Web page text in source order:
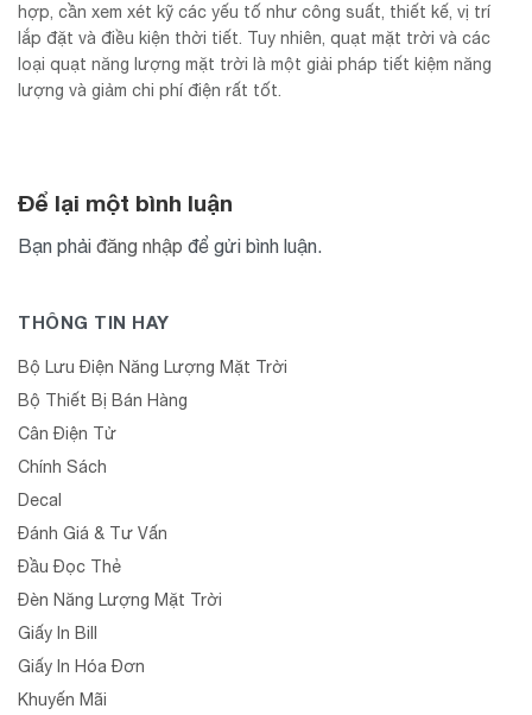
hợp, cần xem xét kỹ các yếu tố như công suất, thiết kế, vị trí
lắp đặt và điều kiện thời tiết. Tuy nhiên, quạt mặt trời và các
loại quạt năng lượng mặt trời là một giải pháp tiết kiệm năng
lượng và giảm chi phí điện rất tốt.
Để lại một bình luận
Bạn phải đăng nhập để gửi bình luận.
THÔNG TIN HAY
Bộ Lưu Điện Năng Lượng Mặt Trời
Bộ Thiết Bị Bán Hàng
Cân Điện Tử
Chính Sách
Decal
Đánh Giá & Tư Vấn
Đầu Đọc Thẻ
Đèn Năng Lượng Mặt Trời
Giấy In Bill
Giấy In Hóa Đơn
Khuyến Mãi